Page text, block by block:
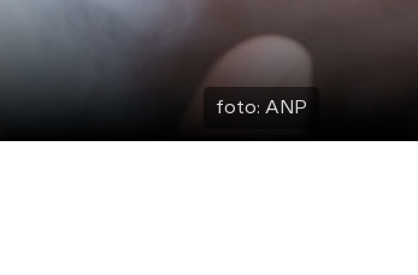
foto: ANP